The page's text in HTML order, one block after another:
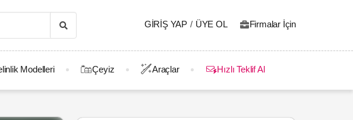
GIRIŞ YAP / ÜYE OL Firmalar İçin
Modelleri Çeyiz Araçlar Hızlı Teklif Al